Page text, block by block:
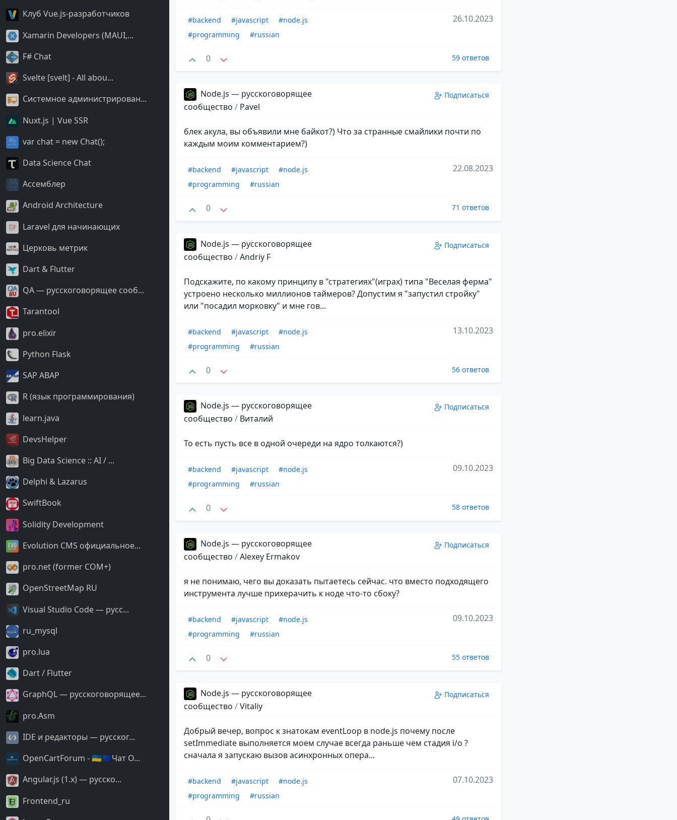
Клуб Vue.js-разработчиков
Xamarin Developers (MAUI,...
F# Chat
Svelte [svelt] - All abou...
Системное администрирован...
Nuxt.js | Vue SSR
var chat = new Chat();
Data Science Chat
Ассемблер
Android Architecture
Laravel для начинающих
Церковь метрик
Dart & Flutter
QA — русскоговорящее сооб...
Tarantool
pro.elixir
Python Flask
SAP ABAP
R (язык программирования)
learn.java
DevsHelper
Big Data Science :: AI / ...
Delphi & Lazarus
SwiftBook
Solidity Development
Evolution CMS официальное...
pro.net (former COM+)
OpenStreetMap RU
Visual Studio Code — русс...
ru_mysql
pro.lua
Dart / Flutter
GraphQL — русскоговорящее...
pro.Asm
IDE и редакторы — русског...
OpenCartForum - 🇺🇦🇪🇺Чат O...
Angular.js (1.x) — русско...
Frontend_ru
#backend #javascript
#node.js
#programming
#russian
26.10.2023
0 59 ответов
Node.js — русскоговорящее
сообщество / Pavel
Подписаться
блек акула, вы объявили мне байкот?) Что за странные смайлики почти по
каждым моим комментарием?)
#backend #javascript
#node.js
#programming
#russian
22.08.2023
0 71 ответов
Node.js — русскоговорящее
сообщество /Andriy F
Подписаться
Подскажите, по какому принципу в "стратегиях"(играх) типа "Веселая ферма"
устроено несколько миллионов таймеров? Допустим я "запустил стройку"
или "посадил морковку" и мне гов...
#backend #javascript
#node.js
#programming
#russian
13.10.2023
0 56 ответов
Node.js — русскоговорящее
сообщество / Виталий
Подписаться
То есть пусть все в одной очереди на ядро толкаются?)
#backend #javascript
#node.js
#programming
#russian
09.10.2023
0 58 ответов
Node.js — русскоговорящее
сообщество /Alexey Ermakov
Подписаться
я не понимаю, чего вы доказать пытаетесь сейчас. что вместо подходящего
инструмента лучше прихерачить к ноде что-то сбоку?
#backend #javascript
#node.js
#programming
#russian
09.10.2023
0 55 ответов
Node.js — русскоговорящее
сообщество /Vitaliy
Подписаться
Добрый вечер, вопрос к знатокам eventLoop в node.js почему после
setImmediate выполняется моем случае всегда раньше чем стадия i/o ?
сначала я запускаю вызов асинхронных опера...
#backend #javascript
#node.js
#programming
#russian
07.10.2023